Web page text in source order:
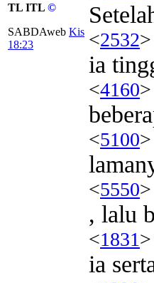
TL ITL ©
SABDAweb Kis
18:23
<2532>
ia
<4160>
<5100>
<5550>
, lalu
<1831
ia